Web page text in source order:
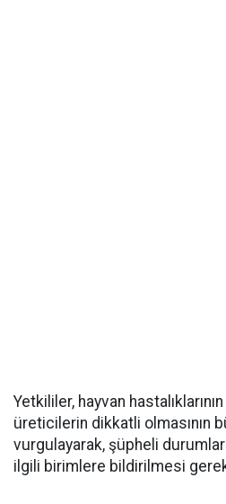
Yetkililer, hayvan
üreticilerin dikkatli olmasının
vurgulayarak, şüpheli
ilgili birimlere bildirilmesi